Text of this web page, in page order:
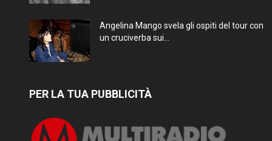
Angelina Mango svela gli ospiti del tour con
un cruciverba sui...
PER LA TUA PUBBLICITÀ